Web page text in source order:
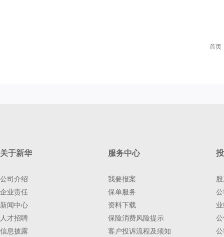
首页
关于新华
公司介绍
企业责任
新闻中心
人才招聘
信息披露
服务中心
我要报案
保单服务
资料下载
保险消费风险提示
客户投诉流程及须知